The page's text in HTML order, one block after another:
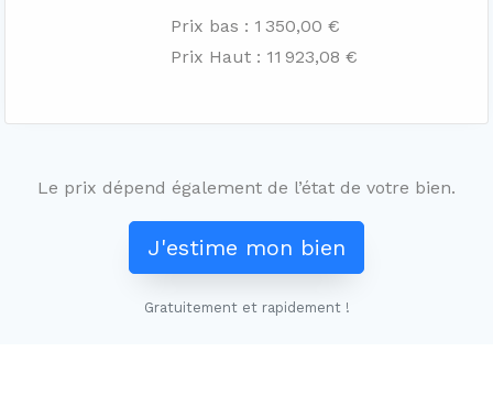
Prix bas : 1 350,00 €
Prix Haut : 11 923,08 €
Le prix dépend également de l’état de votre bien.
J'estime mon bien
Gratuitement et rapidement !